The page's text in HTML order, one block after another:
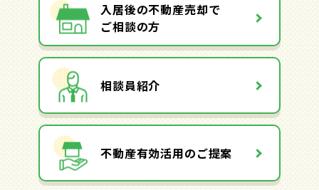
入居後の不動産売却で
ご相談の方
相談員紹介
不動産有効活用のご提案